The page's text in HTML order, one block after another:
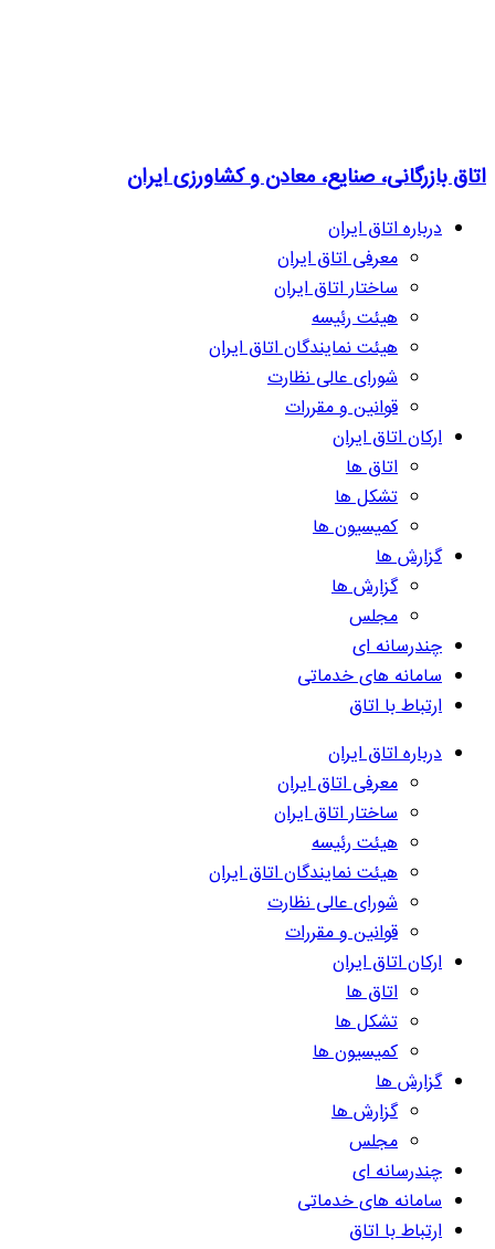
اتاق بازرگانی، صنایع، معادن و کشاورزی ایران
درباره اتاق ایران
معرفی اتاق ایران
ساختار اتاق ایران
هیئت رئیسه
هیئت نمایندگان اتاق ایران
شورای عالی نظارت
قوانین و مقررات
ارکان اتاق ایران
اتاق ها
تشکل ها
کمیسیون ها
گزارش ها
گزارش ها
مجلس
چندرسانه ای
سامانه های خدماتی
ارتباط با اتاق
درباره اتاق ایران
معرفی اتاق ایران
ساختار اتاق ایران
هیئت رئیسه
هیئت نمایندگان اتاق ایران
شورای عالی نظارت
قوانین و مقررات
ارکان اتاق ایران
اتاق ها
تشکل ها
کمیسیون ها
گزارش ها
گزارش ها
مجلس
چندرسانه ای
سامانه های خدماتی
ارتباط با اتاق